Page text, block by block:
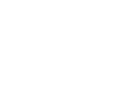
et eksklusivt utseende
ut? Da bør du